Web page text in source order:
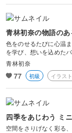
青林初奈の物語の
色をのせるたびに心温
を学び、想いを込めた
青林初奈
77 初級 イラス
四季をあじわう ミ
空間をさりげなく彩る